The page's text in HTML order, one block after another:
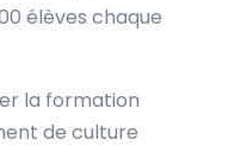
élèves chaque
la formation
de culture